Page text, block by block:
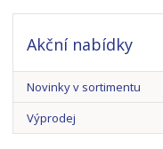
Akční nabídky
Novinky v sortimentu
Výprodej